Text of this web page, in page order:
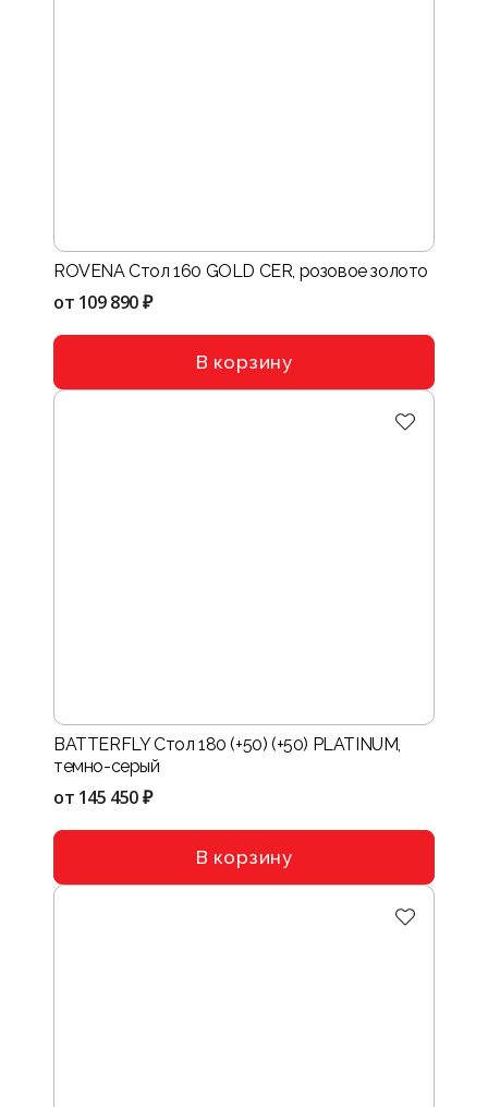
ROVENA Стол 160 GOLD CER, розовое золото
от 109 890 ₽
В корзину
BATTERFLY Стол 180 (+50) (+50) PLATINUM,
темно-серый
от 145 450 ₽
В корзину